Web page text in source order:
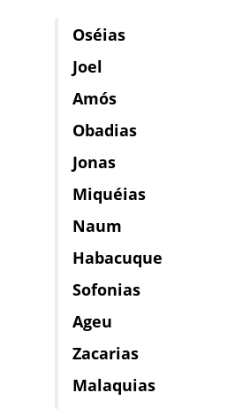
Oséias
Joel
Amós
Obadias
Jonas
Miquéias
Naum
Habacuque
Sofonias
Ageu
Zacarias
Malaquias